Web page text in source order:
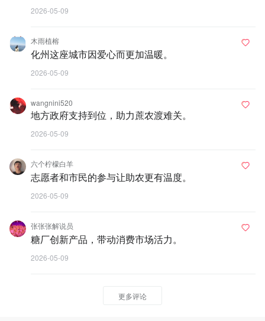
2026-05-09
木雨植榕
化州这座城市因爱心而更加温暖。
2026-05-09
wangnini520
地方政府支持到位，助力蔗农渡难关。
2026-05-09
六个柠檬白羊
志愿者和市民的参与让助农更有温度。
2026-05-09
张张张解说员
糖厂创新产品，带动消费市场活力。
2026-05-09
更多评论